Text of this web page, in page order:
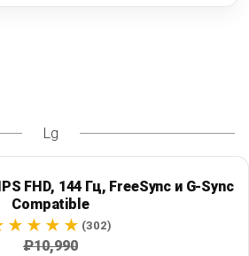
Lg
FHD, 144 Гц, FreeSync и G-Sync
Compatible
(302)
₽10,990